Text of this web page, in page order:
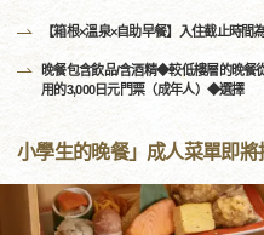
【箱根×溫泉×自助早餐】入住截止時
晚餐包含飲品/含酒精◆較低樓層的晚餐
用的3,000日元門票（成年人）◆選擇
小學生的晚餐」成人菜單即將